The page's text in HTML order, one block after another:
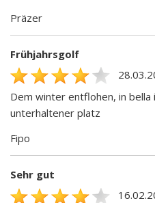
Präzer
Frühjahrsgolf
Dem winter entflohen, in bella
unterhaltener platz
Fipo
Sehr gut